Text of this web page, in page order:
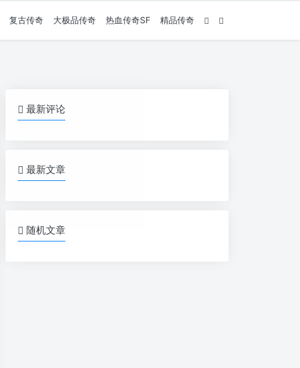
复古传奇 大极品传奇 热血传奇SF 精品传奇
最新评论
最新文章
随机文章